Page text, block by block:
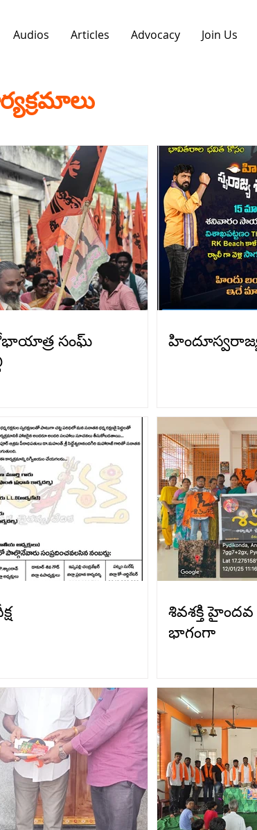
Audios Articles Advocacy Join Us
సంఘ్
శివశక్తి
భాగంగా